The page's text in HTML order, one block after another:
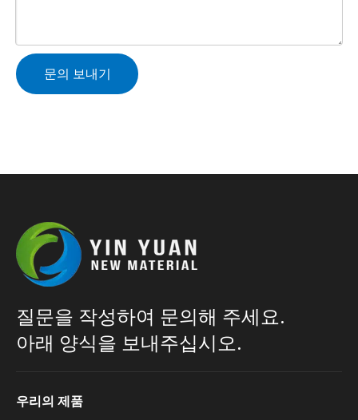
문의 보내기
질문을 작성하여 문의해 주세요.
아래 양식을 보내주십시오.
우리의 제품